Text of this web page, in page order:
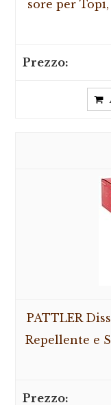
sore per
PATTLER
Repellente e